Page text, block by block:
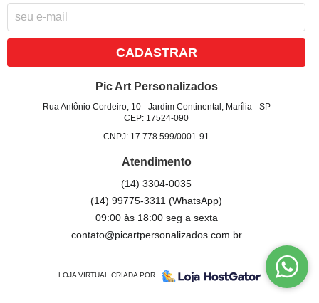
CADASTRAR
Pic Art Personalizados
Rua Antônio Cordeiro, 10- Jardim Continental, Marília- SP
CEP: 17524-090
CNPJ: 17.778.599/0001-91
Atendimento
(14) 3304-0035
(14) 99775-3311(WhatsApp)
09:00 às 18:00 seg a sexta
contato@picartpersonalizados.com.br
LOJA VIRTUAL CRIADA POR